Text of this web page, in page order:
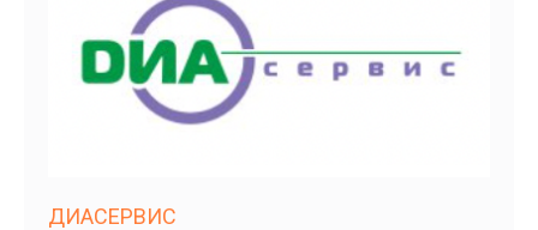
ДИАСЕРВИС